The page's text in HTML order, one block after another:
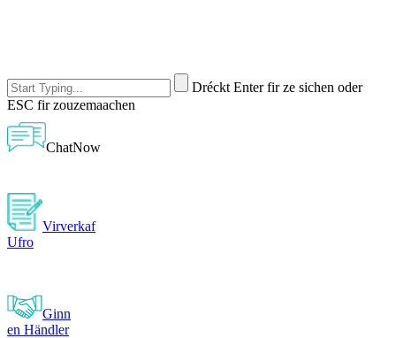
Dréckt Enter fir ze sichen oder
ESC fir zouzemaachen
ChatNow
Virverkaf
Ufro
Ginn
en Händler